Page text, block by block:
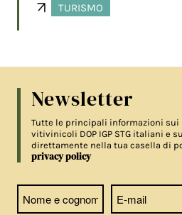
TURISMO
Newsletter
Tutte le principali informazioni
vitivinicoli DOP IGP STG italiani e
direttamente nella tua casella di
privacy policy